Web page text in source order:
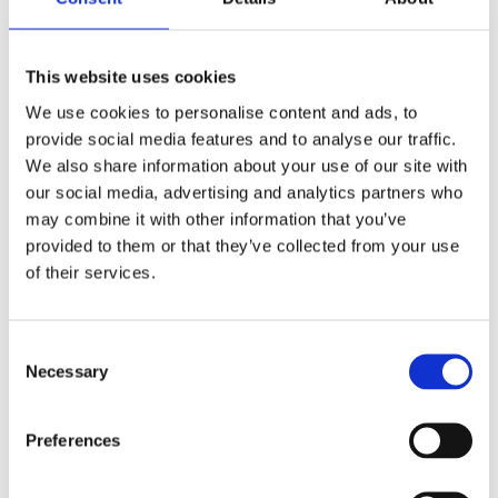
This website uses cookies
We use cookies to personalise content and ads, to
provide social media features and to analyse our traffic.
We also share information about your use of our site with
our social media, advertising and analytics partners who
may combine it with other information that you’ve
provided to them or that they’ve collected from your use
of their services.
Selection
Necessary
Preferences
EGR VW FOX 05-09, Audi A1 10-
18, Ford Kuga 08-13
Numéro d'article : SK8101KIT
ÉtatNeuf
En stock
151 PLN
FOX 05-09, Audi A1 10-18,
Skoda Fabia I 99-07
Numéro d'article :SK302TANK
État Neuf
En stock
RÉPARATION
INSCRIPTION POUR RÉPARATION